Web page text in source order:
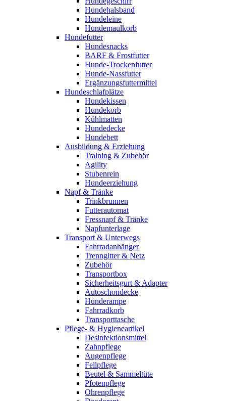
Hundehalsband
Hundeleine
Hundemaulkorb
Hundefutter
Hundesnacks
BARF & Frostfutter
Hunde-Trockenfutter
Hunde-Nassfutter
Ergänzungsfuttermittel
Hundeschlafplätze
Hundekissen
Hundekorb
Kühlmatten
Hundedecke
Hundebett
Ausbildung & Erziehung
Training & Zubehör
Agility
Stubenrein
Hundeerziehung
Napf & Tränke
Trinkbrunnen
Futterautomat
Fressnapf & Tränke
Napfunterlage
Transport & Unterwegs
Fahrradanhänger
Trenngitter & Netz
Zubehör
Transportbox
Sicherheitsgurt & Adapter
Autoschondecke
Hunderampe
Fahrradkorb
Transporttasche
Pflege- & Hygieneartikel
Desinfektionsmittel
Zahnpflege
Augenpflege
Fellpflege
Beutel & Sammeltüte
Pfotenpflege
Ohrenpflege